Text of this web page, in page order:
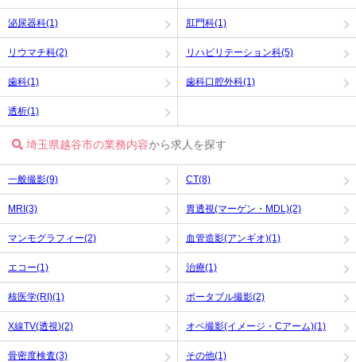
泌尿器科(1) 肛門科(1)
リウマチ科(2) リハビリテーション科(5)
歯科(1) 歯科口腔外科(1)
透析(1)
埼玉県越谷市の業務内容から求人を探す
一般撮影(9) CT(8)
MRI(3) 胃透視(マーゲン・MDL)(2)
マンモグラフィー(2) 血管造影(アンギオ)(1)
エコー(1) 治療(1)
核医学(RI)(1) ポータブル撮影(2)
X線TV(透視)(2) オペ撮影(イメージ・Cアーム)(1)
骨密度検査(3) その他(1)